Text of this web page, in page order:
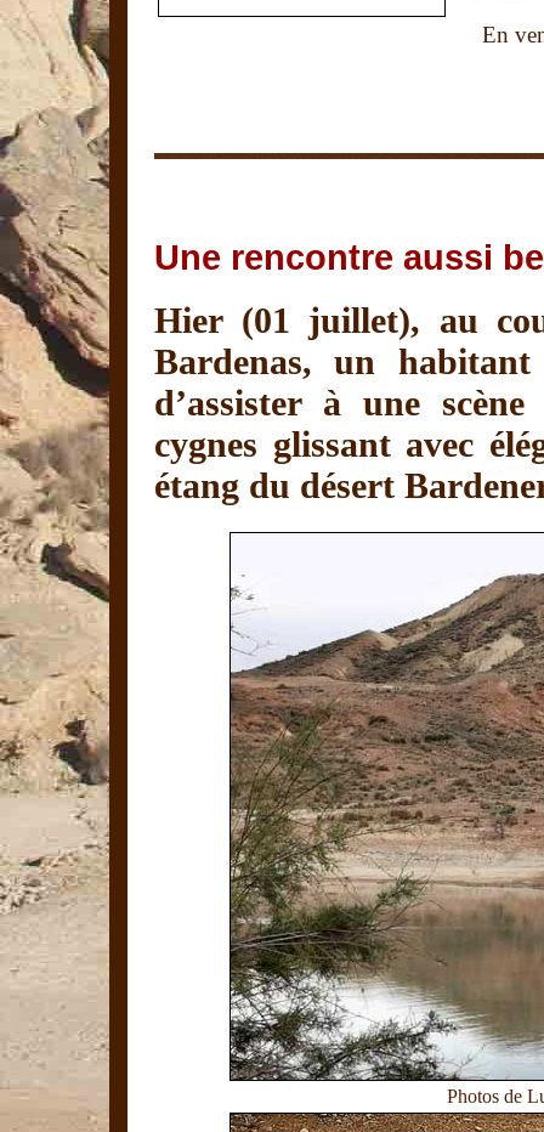
En
Une rencontre aussi
Hier (01 juillet), au
Bardenas, un
d’assister à une
cygnes glissant avec
étang du désert
Photos de